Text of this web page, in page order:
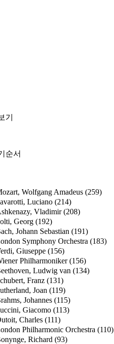
기
순서
Wolfgang Amadeus (259)
Luciano (214)
Vladimir (208)
Georg (192)
Johann Sebastian (191)
Symphony Orchestra (183)
Giuseppe (156)
Philharmoniker (156)
Ludwig van (134)
Franz (131)
Joan (119)
Johannes (115)
Giacomo (113)
Charles (111)
Philharmonic Orchestra (110)
Richard (93)